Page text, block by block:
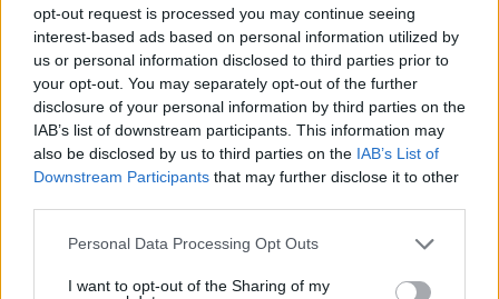
opt-out request is processed you may continue seeing
interest-based ads based on personal information utilized by
us or personal information disclosed to third parties prior to
your opt-out. You may separately opt-out of the further
disclosure of your personal information by third parties on the
IAB’s list of downstream participants. This information may
also be disclosed by us to third parties on the IAB’s List of
Downstream Participants that may further disclose it to other
Please note that this website/app uses one or more Google
not limited to your visit or usage behaviour. You may click to
Personal Data Processing Opt Outs
I want to opt-out of the Sharing of my
ΑΠΑΝΤΗΣΗ
συριζαίος ΠΑΡΛΑΠΙΠΑΣ
04.06.2024, 22:56
ανόητο χιούμορ για ένα πολύ σοβαρό ζήτημα. Η
χώρα μας καίγεται κάθε χρόνο εξυπνάκια !
ΑΠΑΝΤΗΣΗ
04.06.2024, 23:07